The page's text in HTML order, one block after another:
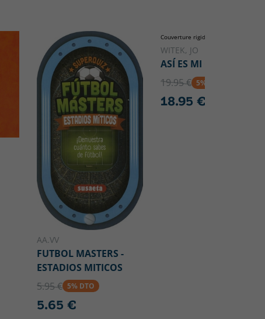
AA.VV
FUTBOL MASTERS -
ESTADIOS MITICOS
5.95 € 5% DTO
5.65 €
Couverture rigide
WITEK, JO
ASÍ ES MI CORAZÓN
19.95 € 5% DTO
18.95 €